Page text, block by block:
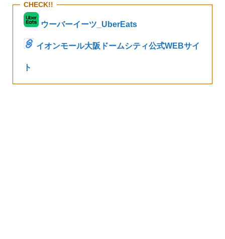
CHECK!!
ウーバーイーツ_UberEats
イオンモール大阪ドームシティ公式WEBサイ
ト